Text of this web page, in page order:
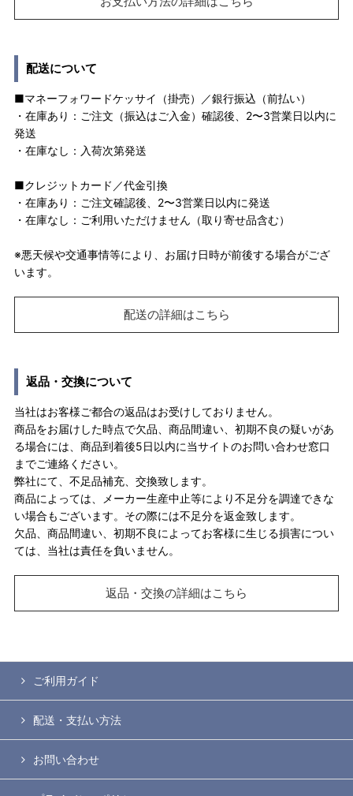
配送について
■マネーフォワードケッサイ（掛売）／銀行振込（前払い）
・在庫あり：ご注文（振込はご入金）確認後、2〜3営業日以内に
発送
・在庫なし：入荷次第発送
■クレジットカード／代金引換
・在庫あり：ご注文確認後、2〜3営業日以内に発送
・在庫なし：ご利用いただけません（取り寄せ品含む）
※悪天候や交通事情等により、お届け日時が前後する場合がござ
います。
配送の詳細はこちら
返品・交換について
当社はお客様ご都合の返品はお受けしておりません。
商品をお届けした時点で欠品、商品間違い、初期不良の疑いがあ
る場合には、商品到着後5日以内に当サイトのお問い合わせ窓口
までご連絡ください。
弊社にて、不足品補充、交換致します。
商品によっては、メーカー生産中止等により不足分を調達できな
い場合もございます。その際には不足分を返金致します。
欠品、商品間違い、初期不良によってお客様に生じる損害につい
ては、当社は責任を負いません。
返品・交換の詳細はこちら
ご利用ガイド
配送・支払い方法
お問い合わせ